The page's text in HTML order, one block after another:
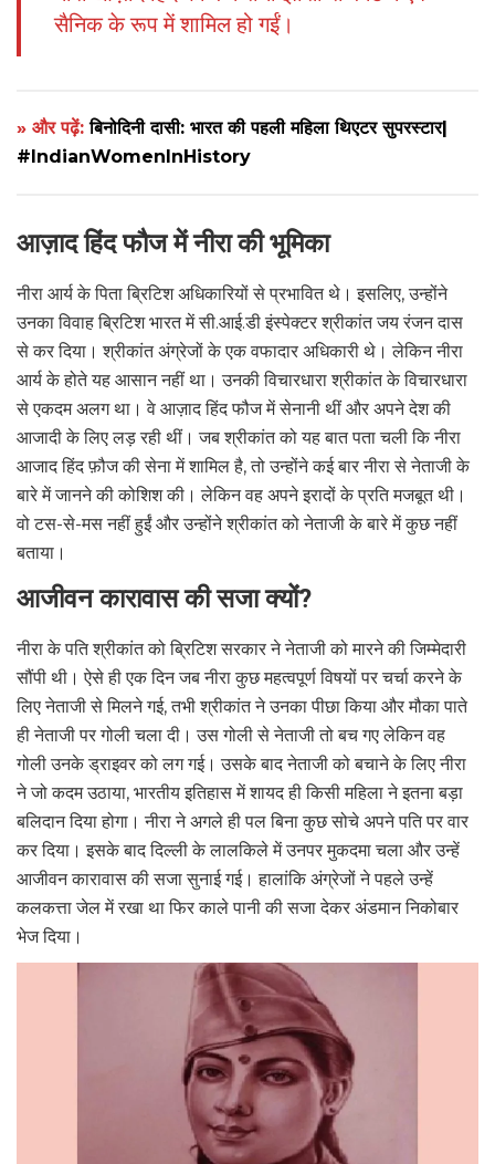
सैनिक के रूप में शामिल हो गईं।
» और पढ़ें:बिनोदिनी दासी: भारत की पहली महिला थिएटर सुपरस्टार|
#IndianWomenInHistory
आज़ाद हिंद फौज में नीरा की भूमिका
नीरा आर्य के पिता ब्रिटिश अधिकारियों से प्रभावित थे। इसलिए, उन्होंने
उनका विवाह ब्रिटिश भारत में सी.आई.डी इंस्पेक्टर श्रीकांत जय रंजन दास
से कर दिया। श्रीकांत अंग्रेजों के एक वफादार अधिकारी थे। लेकिन नीरा
आर्य के होते यह आसान नहीं था। उनकी विचारधारा श्रीकांत के विचारधारा
से एकदम अलग था। वे आज़ाद हिंद फौज में सेनानी थीं और अपने देश की
आजादी के लिए लड़ रही थीं। जब श्रीकांत को यह बात पता चली कि नीरा
आजाद हिंद फ़ौज की सेना में शामिल है, तो उन्होंने कई बार नीरा से नेताजी के
बारे में जानने की कोशिश की। लेकिन वह अपने इरादों के प्रति मजबूत थी।
वो टस-से-मस नहीं हुईं और उन्होंने श्रीकांत को नेताजी के बारे में कुछ नहीं
बताया।
आजीवन कारावास की सजा क्यों?
नीरा के पति श्रीकांत को ब्रिटिश सरकार ने नेताजी को मारने की जिम्मेदारी
सौंपी थी। ऐसे ही एक दिन जब नीरा कुछ महत्वपूर्ण विषयों पर चर्चा करने के
लिए नेताजी से मिलने गई, तभी श्रीकांत ने उनका पीछा किया और मौका पाते
ही नेताजी पर गोली चला दी। उस गोली से नेताजी तो बच गए लेकिन वह
गोली उनके ड्राइवर को लग गई। उसके बाद नेताजी को बचाने के लिए नीरा
ने जो कदम उठाया, भारतीय इतिहास में शायद ही किसी महिला ने इतना बड़ा
बलिदान दिया होगा। नीरा ने अगले ही पल बिना कुछ सोचे अपने पति पर वार
कर दिया। इसके बाद दिल्ली के लालकिले में उनपर मुकदमा चला और उन्हें
आजीवन कारावास की सजा सुनाई गई। हालांकि अंग्रेजों ने पहले उन्हें
कलकत्ता जेल में रखा था फिर काले पानी की सजा देकर अंडमान निकोबार
भेज दिया।